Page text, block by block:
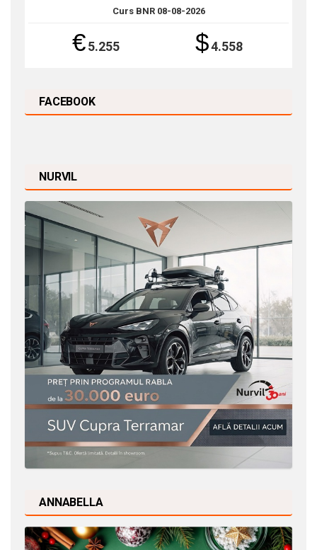
Curs BNR 08-08-2026
€5.255 $4.558
FACEBOOK
NURVIL
ANNABELLA